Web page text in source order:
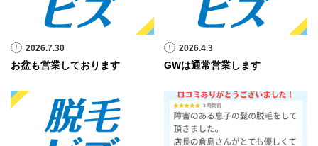
2026.7.30
お盆も営業しております
2026.4.3
GWは通常営業します